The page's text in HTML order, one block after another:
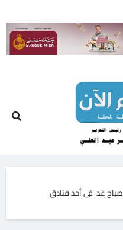
بدء اختبارات ملكة جمال مصر 2025 صباح غد فى أحد فنادق